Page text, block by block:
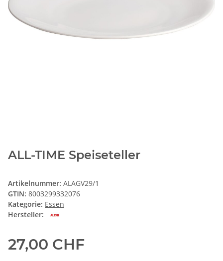
ALL-TIME Speiseteller
Artikelnummer: ALAGV29/1
GTIN: 8003299332076
Kategorie: Essen
Hersteller:
27,00 CHF